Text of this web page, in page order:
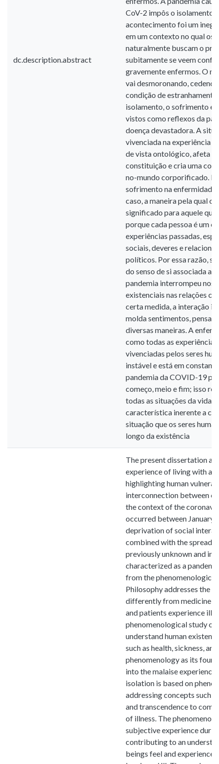
dc.description.abstract
CoV-2 impôs o isolamento
acontecimento foi um
em um contexto no qual os
naturalmente buscam o
subitamente se veem
gravemente enfermos. O
vai desmoronando,
condição de
isolamento, o sofrimento e
vistos como reflexos da
doença devastadora. A
vivenciada na experiência
de vista ontológico, afeta o
constituição e cria uma
no-mundo corporificado.
sofrimento na enfermidade
caso, a maneira pela qual
significado para aquele
porque cada pessoa é um
experiências passadas,
sociais, deveres e
políticos. Por essa razão,
do senso de si associada a
pandemia interrompeu
existenciais nas relações
certa medida, a interação
molda sentimentos,
diversas maneiras. A
como todas as
vivenciadas pelos seres
instável e está em
pandemia da COVID-19
começo, meio e fim; isso
todas as situações da vida.
característica inerente a
situação que os seres
longo da existência
The present dissertation
experience of living with an
highlighting human
interconnection between
the context of the
occurred between January
deprivation of social
combined with the spread
previously unknown and
characterized as a
from the
Philosophy addresses the
differently from medicine,
and patients experience
phenomenological study of
understand human
such as health, sickness,
phenomenology as its
into the malaise
isolation is based on
addressing concepts such
and transcendence to
of illness. The
subjective experience
contributing to an
beings feel and experience